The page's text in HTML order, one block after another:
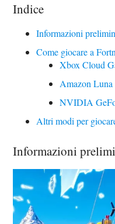
Indice
Informazioni
Come giocare a
Xbox Cloud
Amazon Luna
NVIDIA
Altri modi per
Informazioni